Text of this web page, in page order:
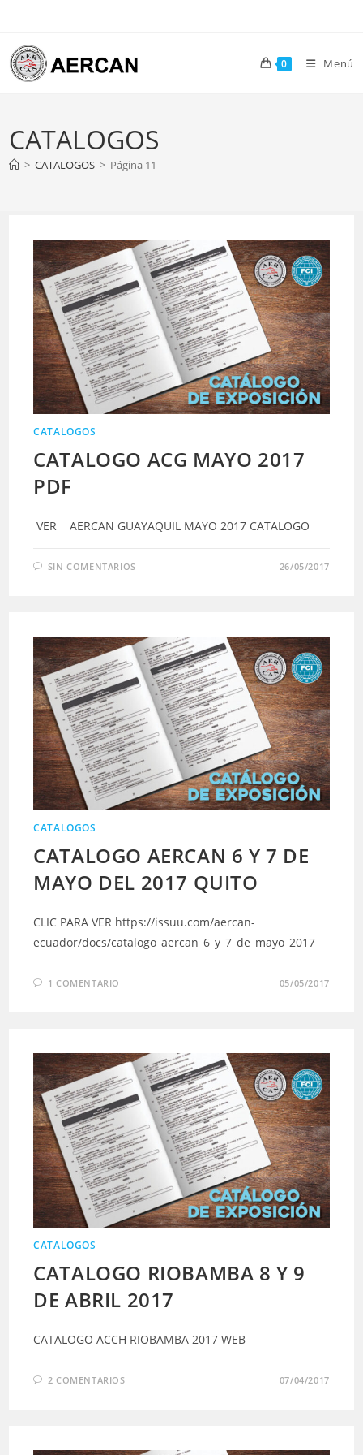
contenido
0 Menú
CATALOGOS
> CATALOGOS > Página 11
CATALOGOS
CATALOGO ACG MAYO 2017
PDF
VER AERCAN GUAYAQUIL MAYO 2017 CATALOGO
SIN COMENTARIOS 26/05/2017
CATALOGOS
CATALOGO AERCAN 6 Y 7 DE
MAYO DEL 2017 QUITO
CLIC PARA VER https://issuu.com/aercan-
ecuador/docs/catalogo_aercan_6_y_7_de_mayo_2017_
1 COMENTARIO 05/05/2017
CATALOGOS
CATALOGO RIOBAMBA 8 Y 9
DE ABRIL 2017
CATALOGO ACCH RIOBAMBA 2017 WEB
2 COMENTARIOS 07/04/2017